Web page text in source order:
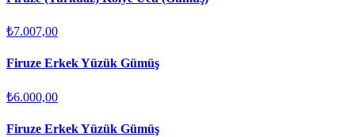
₺7.007,00
Firuze Erkek Yüzük Gümüş
₺6.000,00
Firuze Erkek Yüzük Gümüş